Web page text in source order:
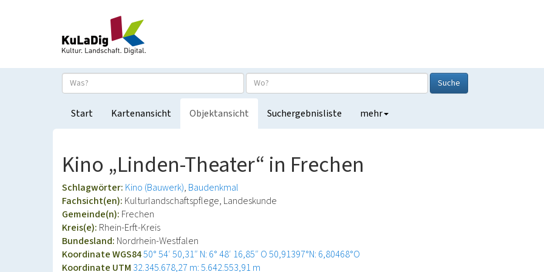
Suche
Start Kartenansicht Objektansicht Suchergebnisliste mehr
Kino „Linden-Theater“ in Frechen
Schlagwörter: Kino (Bauwerk) Baudenkmal
Fachsicht(en): Kulturlandschaftspflege, Landeskunde
Gemeinde(n): Frechen
Kreis(e): Rhein-Erft-Kreis
Bundesland: Nordrhein-Westfalen
Koordinate WGS8450° 54′ 50,31″ N: 6° 48′ 16,85″ O50,91397°N: 6,80468°O
Koordinate UTM 32.345.678,27 m: 5.642.553,91 m